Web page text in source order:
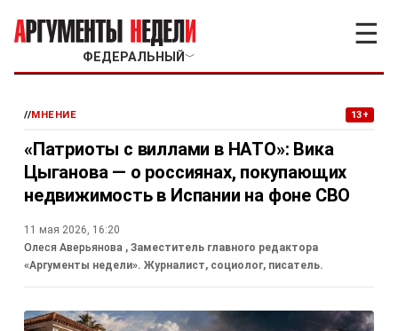
ФЕДЕРАЛЬНЫЙ ﹀
☰
//МНЕНИЕ 13+
«Патриоты с виллами в НАТО»: Вика
Цыганова — о россиянах, покупающих
недвижимость в Испании на фоне СВО
11 мая 2026, 16:20
Олеся Аверьянова , Заместитель главного редактора
«Аргументы недели». Журналист, социолог, писатель.